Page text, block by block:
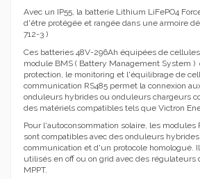
Avec un IP55, la batterie Lithium LiFePO4
d'être protégée et rangée dans une armoire
712-3 )
Ces batteries 48V-296Ah équipées de
module BMS ( Battery Management System )
protection, le monitoring et l'équilibrage de
communication RS485 permet la connexion
onduleurs hybrides ou onduleurs chargeurs
des matériels compatibles tels que Victron
Pour l'autoconsommation solaire, les modules
sont compatibles avec des onduleurs
communication et d'un protocole homologué.
utilisés en off ou on grid avec des régulateurs
MPPT.